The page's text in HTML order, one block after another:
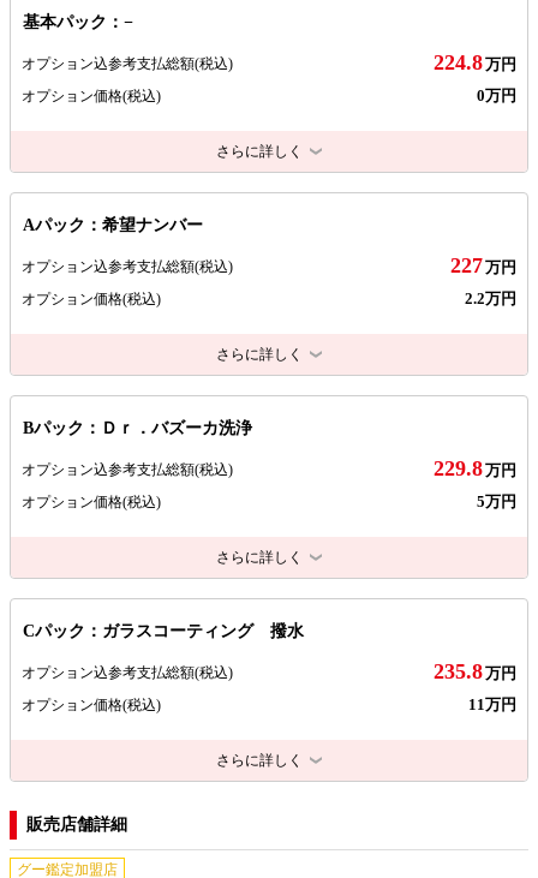
基本パック：−
オプション込参考支払総額(税込) 224.8万円
オプション価格(税込) 0万円
さらに詳しく
Aパック：希望ナンバー
オプション込参考支払総額(税込) 227万円
オプション価格(税込) 2.2万円
さらに詳しく
Bパック：Ｄｒ．バズーカ洗浄
オプション込参考支払総額(税込) 229.8万円
オプション価格(税込) 5万円
さらに詳しく
Cパック：ガラスコーティング 撥水
オプション込参考支払総額(税込) 235.8万円
オプション価格(税込) 11万円
さらに詳しく
販売店舗詳細
グー鑑定加盟店